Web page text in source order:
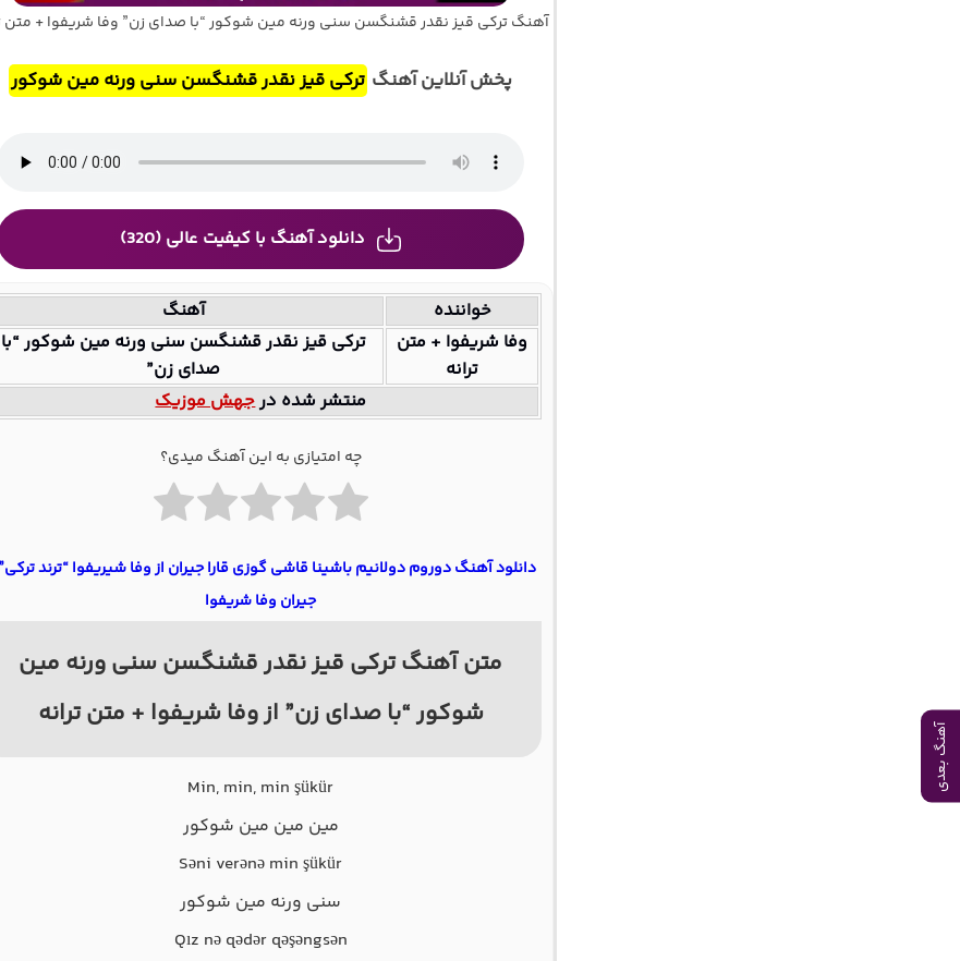
آهنگ بعدی
آهنگ ترکی قیز نقدر قشنگسن سنی ورنه مین شوکور “با صدای زن” وفا شریفوا + متن
پخش آنلاین آهنگ ترکی قیز نقدر قشنگسن سنی ورنه مین شوکور
دانلود آهنگ با کیفیت عالی (320)
خواننده
آهنگ
وفا شریفوا + متن
ترانه
ترکی قیز نقدر قشنگسن سنی ورنه مین شوکور “با
صدای زن”
منتشر شده درجهش موزیک
چه امتیازی به این آهنگ میدی؟
دانلود آهنگ دوروم دولانیم باشینا قاشی گوزی قارا جیران از وفا شیریفوا “ترند
جیران وفا شریفوا
متن آهنگ ترکی قیز نقدر قشنگسن سنی ورنه مین
شوکور “با صدای زن” از وفا شریفوا + متن ترانه
Min, min, min şükür
مین مین مین شوکور
Səni verənə min şükür
سنی ورنه مین شوکور
Qız nə qədər qəşəngsən